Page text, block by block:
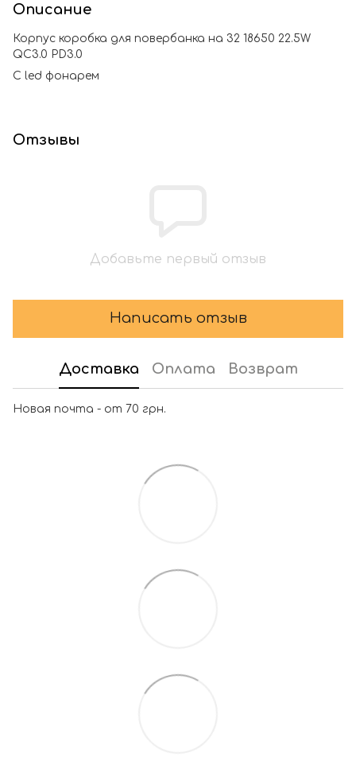
Описание
Корпус коробка для повербанка на 32 18650 22.5W
QC3.0 PD3.0
С led фонарем
Отзывы
Добавьте первый отзыв
Написать отзыв
Доставка Оплата Возврат
Новая почта - от 70 грн.